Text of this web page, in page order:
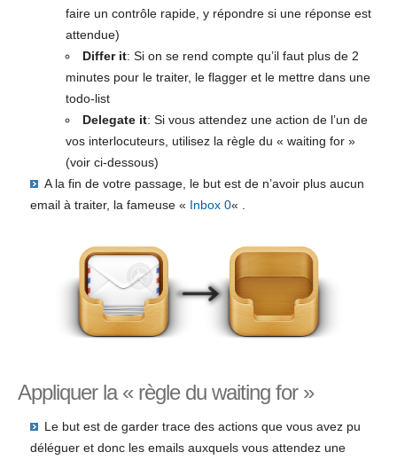
faire un contrôle rapide, y répondre si une réponse est
attendue)
Differ it: Si on se rend compte qu’il faut plus de 2
minutes pour le traiter, le flagger et le mettre dans une
todo-list
Delegate it: Si vous attendez une action de l’un de
vos interlocuteurs, utilisez la règle du « waiting for »
(voir ci-dessous)
A la fin de votre passage, le but est de n’avoir plus aucun
email à traiter, la fameuse « Inbox 0« .
Appliquer la « règle du waiting for »
Le but est de garder trace des actions que vous avez pu
déléguer et donc les emails auxquels vous attendez une